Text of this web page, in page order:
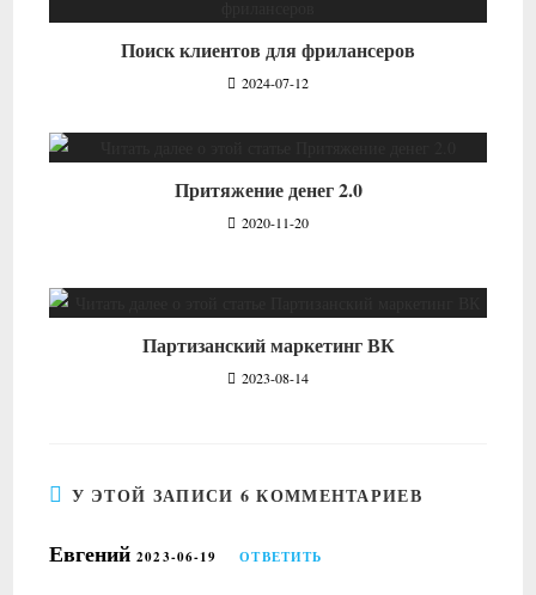
Поиск клиентов для фрилансеров
2024-07-12
Притяжение денег 2.0
2020-11-20
Партизанский маркетинг ВК
2023-08-14
У ЭТОЙ ЗАПИСИ 6 КОММЕНТАРИЕВ
Евгений2023-06-19 ОТВЕТИТЬ